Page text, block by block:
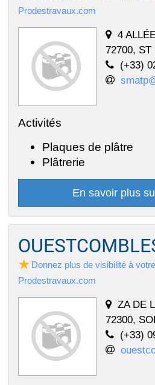
Prodestravaux.com
4
72700, ST
(+33)
Activités
Plaques de plâtre
Plâtrerie
En savoir plus
Donnez plus de visibilité à
Prodestravaux.com
ZA DE
72300,
(+33)